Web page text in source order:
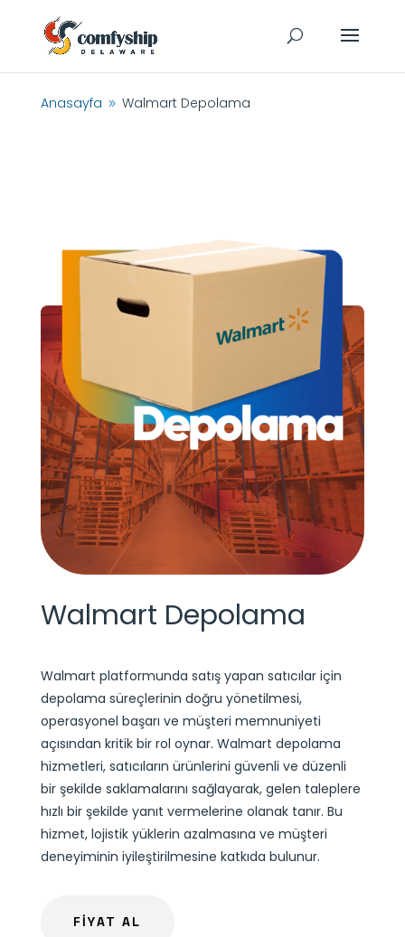
Anasayfa 9 Walmart Depolama
Walmart Depolama
Walmart platformunda satış yapan satıcılar için
depolama süreçlerinin doğru yönetilmesi,
operasyonel başarı ve müşteri memnuniyeti
açısından kritik bir rol oynar. Walmart depolama
hizmetleri, satıcıların ürünlerini güvenli ve düzenli
bir şekilde saklamalarını sağlayarak, gelen taleplere
hızlı bir şekilde yanıt vermelerine olanak tanır. Bu
hizmet, lojistik yüklerin azalmasına ve müşteri
deneyiminin iyileştirilmesine katkıda bulunur.
FİYAT AL